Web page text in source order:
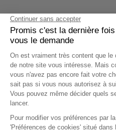
Durée du voyage
5,0/5
Voir tous les avis
Des conseillers créateurs
Des voyages 100%